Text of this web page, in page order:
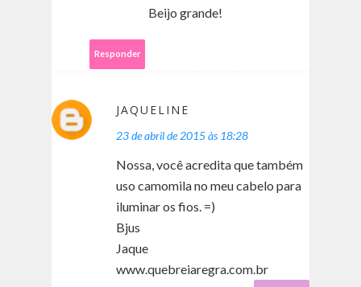
Beijo grande!
Responder
JAQUELINE
23 de abril de 2015 às 18:28
Nossa, você acredita que também
uso camomila no meu cabelo para
iluminar os fios. =)
Bjus
Jaque
www.quebreiaregra.com.br